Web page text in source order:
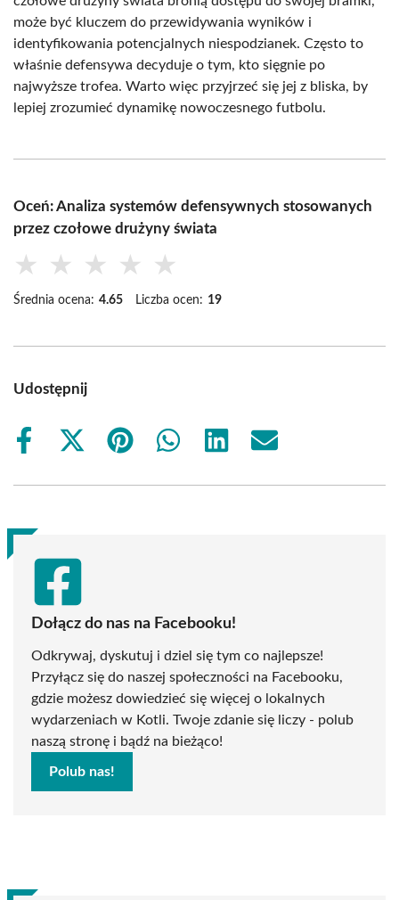
może być kluczem do przewidywania wyników i
identyfikowania potencjalnych niespodzianek. Często to
właśnie defensywa decyduje o tym, kto sięgnie po
najwyższe trofea. Warto więc przyjrzeć się jej z bliska, by
lepiej zrozumieć dynamikę nowoczesnego futbolu.
Oceń: Analiza systemów defensywnych stosowanych
przez czołowe drużyny świata
★ ★ ★ ★ ★
Średnia ocena: 4.65 Liczba ocen: 19
Udostępnij
Share
Share
(Twitter)
Share
Share
Share
Share
Dołącz do nas na Facebooku!
Odkrywaj, dyskutuj i dziel się tym co najlepsze!
Przyłącz się do naszej społeczności na Facebooku,
gdzie możesz dowiedzieć się więcej o lokalnych
wydarzeniach w Kotli. Twoje zdanie się liczy - polub
naszą stronę i bądź na bieżąco!
Polub nas!